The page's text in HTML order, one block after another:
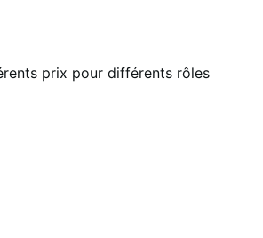
prix pour différents rôles